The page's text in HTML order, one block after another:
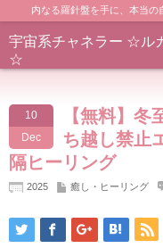
内なる羅針盤を手に、本当の
宇宙系チャネラー ☆ル
☆
10
Dec
【無料】
ち越し禁止
隔ヒーリング
2025 癒し・ヒーリング